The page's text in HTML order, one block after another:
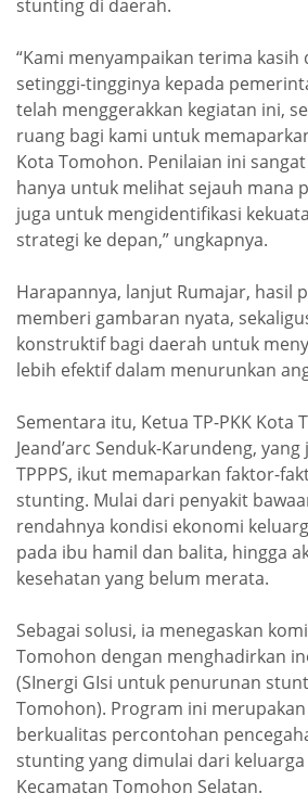
stunting di daerah.
“Kami menyampaikan terima kasih
setinggi-tingginya kepada
telah menggerakkan kegiatan ini,
ruang bagi kami untuk
Kota Tomohon. Penilaian ini
hanya untuk melihat sejauh mana
juga untuk mengidentifikasi
strategi ke depan,” ungkapnya.
Harapannya, lanjut Rumajar, hasil
memberi gambaran nyata,
konstruktif bagi daerah untuk
lebih efektif dalam menurunkan
Sementara itu, Ketua TP-PKK Kota
Jeand’arc Senduk-Karundeng,
TPPPS, ikut memaparkan faktor-
stunting. Mulai dari penyakit
rendahnya kondisi ekonomi
pada ibu hamil dan balita, hingga
kesehatan yang belum merata.
Sebagai solusi, ia menegaskan
Tomohon dengan menghadirkan
(SInergi GIsi untuk penurunan
Tomohon). Program ini
berkualitas percontohan
stunting yang dimulai dari
Kecamatan Tomohon Selatan.